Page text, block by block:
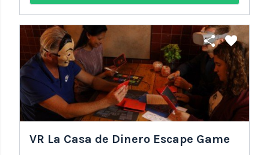
share favorite
VR La Casa de Dinero Escape Game